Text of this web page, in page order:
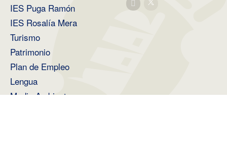
IES Puga Ramón
IES Rosalía Mera
Turismo
Patrimonio
Plan de Empleo
Lengua
Medio Ambiente